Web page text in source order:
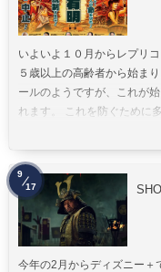
いよいよ１０月からレプリ
５歳以上の高齢者から始ま
ールのようですが、これが
れます。 これを防ぐために
今年の2月からディズニー＋
9
17